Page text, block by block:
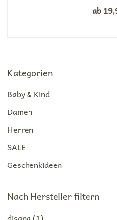
ab
Kategorien
Baby & Kind
Damen
Herren
SALE
Geschenkideen
Nach Hersteller filtern